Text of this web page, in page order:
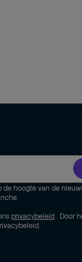
de hoogte van de
privacybeleid
. Door